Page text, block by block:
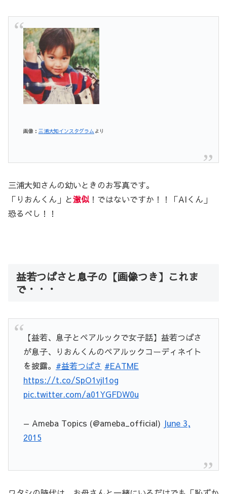
画像： 三浦大知インスタグラム より
三浦大知さんの幼いときのお写真です。
「りおんくん」と激似 ！ではないですか！！「AIくん」
恐るべし！！
益若つばさと息子の【画像つき】これま
で・・・
【益若、息子とペアルックで女子話】益若つばさ
が息子、りおんくんのペアルックコーディネイト
を披露。 #益若つばさ #EATME
https://t.co/SpO1vjl1og
pic.twitter.com/a01YGFDW0u
— Ameba Topics (@ameba_official) June 3,
2015